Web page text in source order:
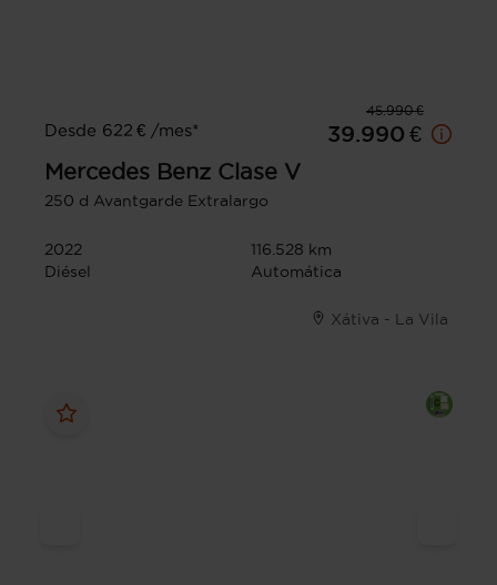
45.990 €
Desde 622 € /mes*
39.990 €
Mercedes Benz Clase V
250 d Avantgarde Extralargo
2022
116.528 km
Diésel
Automática
Xátiva - La Vila